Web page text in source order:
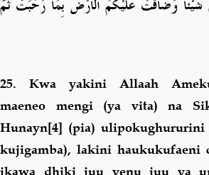
شَيْئًا وَضَاقَتْ عَلَيْكُمُ الْأَرْضُ بِمَا رَحُبَتْ ثُمَّ
25. Kwa yakini Allaah
maeneo mengi (ya vita) na
Hunayn[4] (pia) ulipokughururini
kujigamba), lakini haukukufaeni
ikawa dhiki juu yenu juu ya